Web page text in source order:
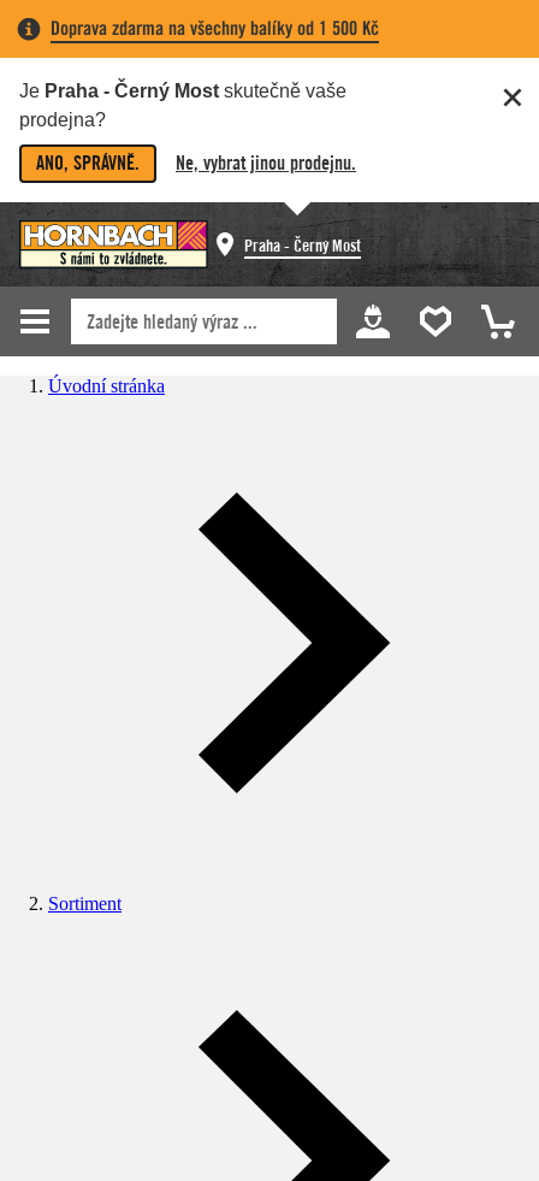
Doprava zdarma na všechny balíky od 1 500 Kč
Je Praha - Černý Most skutečně vaše
prodejna?
ANO, SPRÁVNĚ. Ne, vybrat jinou prodejnu.
Praha - Černý Most
Úvodní stránka
Sortiment